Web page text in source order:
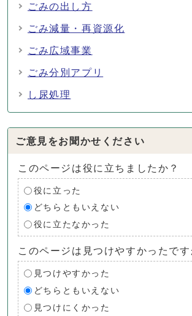
ごみの出し方
ごみ減量・再資源化
ごみ広域事業
ごみ分別アプリ
し尿処理
ご意見をお聞かせください
このページは役に立ちましたか？
役に立った
どちらともいえない
役に立たなかった
このページは見つけやすかったです
見つけやすかった
どちらともいえない
見つけにくかった